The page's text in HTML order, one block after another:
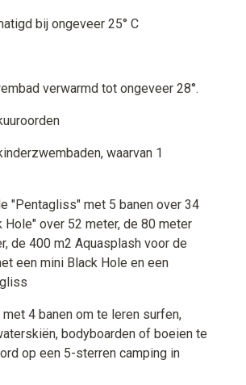
bij ongeveer 25° C
verwarmd tot ongeveer 28°.
waarvan 1
"Pentagliss" met 5 banen over 34
Hole" over 52 meter, de 80 meter
de 400 m2 Aquasplash voor de
een mini Black Hole en een
4 banen om te leren surfen,
bodyboarden of boeien te
op een 5-sterren camping in